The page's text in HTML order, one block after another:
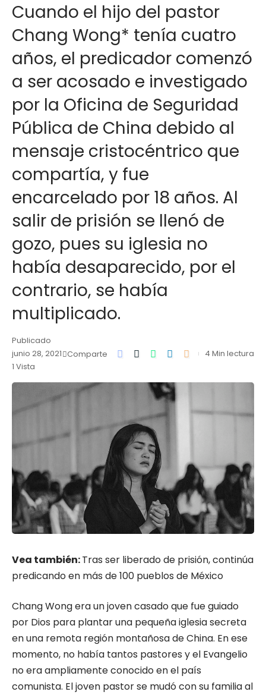
Cuando el hijo del pastor
Chang Wong* tenía cuatro
años, el predicador comenzó
a ser acosado e investigado
por la Oficina de Seguridad
Pública de China debido al
mensaje cristocéntrico que
compartía, y fue
encarcelado por 18 años. Al
salir de prisión se llenó de
gozo, pues su iglesia no
había desaparecido, por el
contrario, se había
multiplicado.
Publicado
junio 28, 2021
1 Vista
Comparte 4 Min lectura
Vea también:Tras ser liberado de prisión, continúa
predicando en más de 100 pueblos de México
Chang Wong era un joven casado que fue guiado
por Dios para plantar una pequeña iglesia secreta
en una remota región montañosa de China. En ese
momento, no había tantos pastores y el Evangelio
no era ampliamente conocido en el país
comunista. El joven pastor se mudó con su familia al